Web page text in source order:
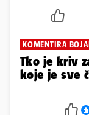
KOMENTIRA
Tko je kriv
koje je sve